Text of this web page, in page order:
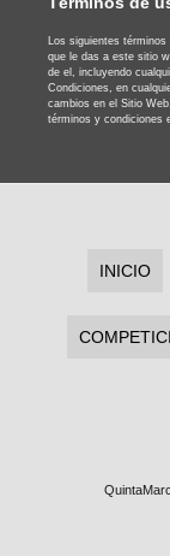
Los siguientes términos
que le das a este sitio
de el, incluyendo
Condiciones, en
cambios en el Sitio
términos y condiciones
INICIO